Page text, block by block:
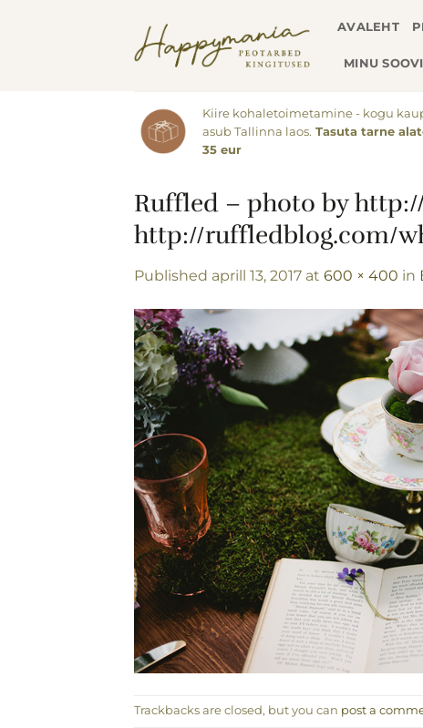
AVALEHT
MINU
Kiire kohaletoimetamine - kogu
asub Tallinna laos. Tasuta tarne
35 eur
Ruffled – photo by
http://ruffledblog.com/
Published aprill 13, 2017 at 600 × 400 in
Trackbacks are closed, but you can post a